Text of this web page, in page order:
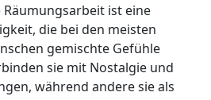
Räumungsarbeit ist eine
die bei den meisten
gemischte Gefühle
sie mit Nostalgie und
während andere sie als